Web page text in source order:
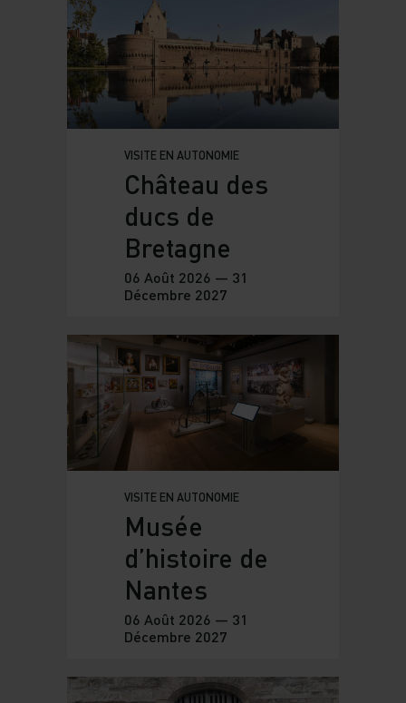
VISITE EN AUTONOMIE
Château des
ducs de
Bretagne
06 Août 2026 — 31
Décembre 2027
VISITE EN AUTONOMIE
Musée
d’histoire de
Nantes
06 Août 2026 — 31
Décembre 2027